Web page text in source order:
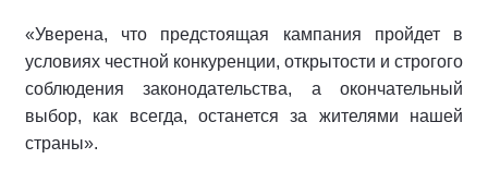
«Уверена, что предстоящая кампания пройдет в
условиях честной конкуренции, открытости и строгого
соблюдения законодательства, а окончательный
выбор, как всегда, останется за жителями нашей
страны».